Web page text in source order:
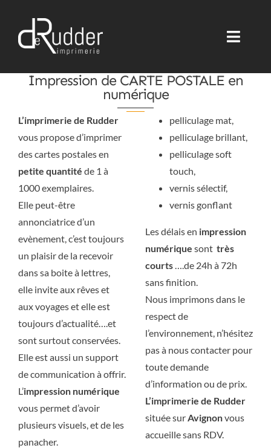
contenu
Toggle
Accueil
Imprimerie Offset HUV
Imprimerie numérique
Packaging & Signalétique
Etiquettes Adhésives
Contact
Toggle
Accueil
Imprimerie Offset HUV
Imprimerie numérique
Packaging & Signalétique
Etiquettes Adhésives
Contact
Impression de CARTE POSTALE en
numérique
L’imprimerie de Rudder
vous propose d’imprimer
des cartes postales en
petite quantité de 1 à
1000 exemplaires.
Elle peut-être
annonciatrice d’un
evènement, c’est toujours
un plaisir de la recevoir
dans sa boite à lettres,
elle invite aux rêves et
aux voyages et elle est
toujours d’actualité….et
sont surtout conservées.
Elle est aussi un support
de communication à offrir.
L’impression numérique
vous permet d’avoir
plusieurs visuels, et de les
panacher.
pelliculage mat,
pelliculage brillant,
pelliculage soft
touch,
vernis sélectif,
vernis gonflant
Les délais en impression
numérique sont très
courts ….de 24h à 72h
sans finition.
Nous imprimons dans le
respect de
l’environnement, n’hésitez
pas à nous contacter pour
toute demande
d’information ou de prix.
L’imprimerie de Rudder
située sur Avignonvous
accueille sans RDV.